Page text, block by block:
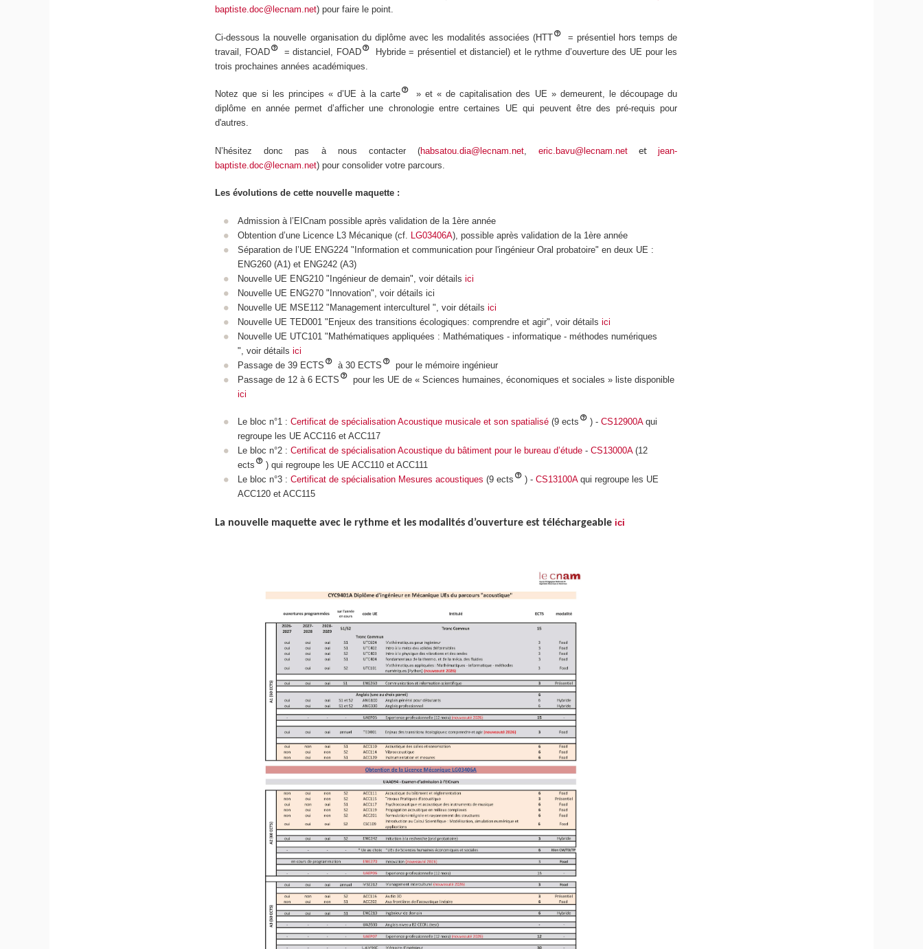
baptiste.doc@lecnam.net) pour faire le point.
Ci-dessous la nouvelle organisation du diplôme avec les modalités associées (HTT
= présentiel hors temps de
travail, FOAD
= distanciel, FOAD
Hybride = présentiel et distanciel) et le rythme d’ouverture des UE pour les
trois prochaines années académiques.
Notez que si les principes « d’UE à la carte
» et « de capitalisation des UE » demeurent, le découpage du
diplôme en année permet d’afficher une chronologie entre certaines UE qui peuvent être des pré-requis pour
d'autres.
N’hésitez donc pas à nous contacter (habsatou.dia@lecnam.net,eric.bavu@lecnam.net etjean-
baptiste.doc@lecnam.net) pour consolider votre parcours.
Les évolutions de cette nouvelle maquette :
Admission à l’EICnam possible après validation de la 1ère année
Obtention d’une Licence L3 Mécanique (cf. LG03406A), possible après validation de la 1ère année
Séparation de l’UE ENG224 "Information et communication pour l'ingénieur Oral probatoire" en deux UE :
ENG260 (A1) et ENG242 (A3)
Nouvelle UE ENG210 "Ingénieur de demain", voir détails ici
Nouvelle UE ENG270 "Innovation", voir détails ici
Nouvelle UE MSE112 "Management interculturel ", voir détails ici
Nouvelle UE TED001 "Enjeux des transitions écologiques: comprendre et agir", voir détails ici
Nouvelle UE UTC101 "Mathématiques appliquées : Mathématiques - informatique - méthodes numériques
", voir détails ici
Passage de 39 ECTS
à 30 ECTS
pour le mémoire ingénieur
Passage de 12 à 6 ECTS
pour les UE de « Sciences humaines, économiques et sociales » liste disponible
ici
Le bloc n°1 : Certificat de spécialisation Acoustique musicale et son spatialisé(9 ects ) - CS12900A qui
regroupe les UE ACC116 et ACC117
Le bloc n°2 : Certificat de spécialisation Acoustique du bâtiment pour le bureau d’étude- CS13000A (12
ects
) qui regroupe les UE ACC110 et ACC111
Le bloc n°3 : Certificat de spécialisation Mesures acoustiques (9 ects ) - CS13100Aqui regroupe les UE
ACC120 et ACC115
La nouvelle maquette avec le rythme et les modalités d’ouverture est téléchargeable ici